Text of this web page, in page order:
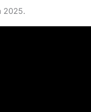
2025.